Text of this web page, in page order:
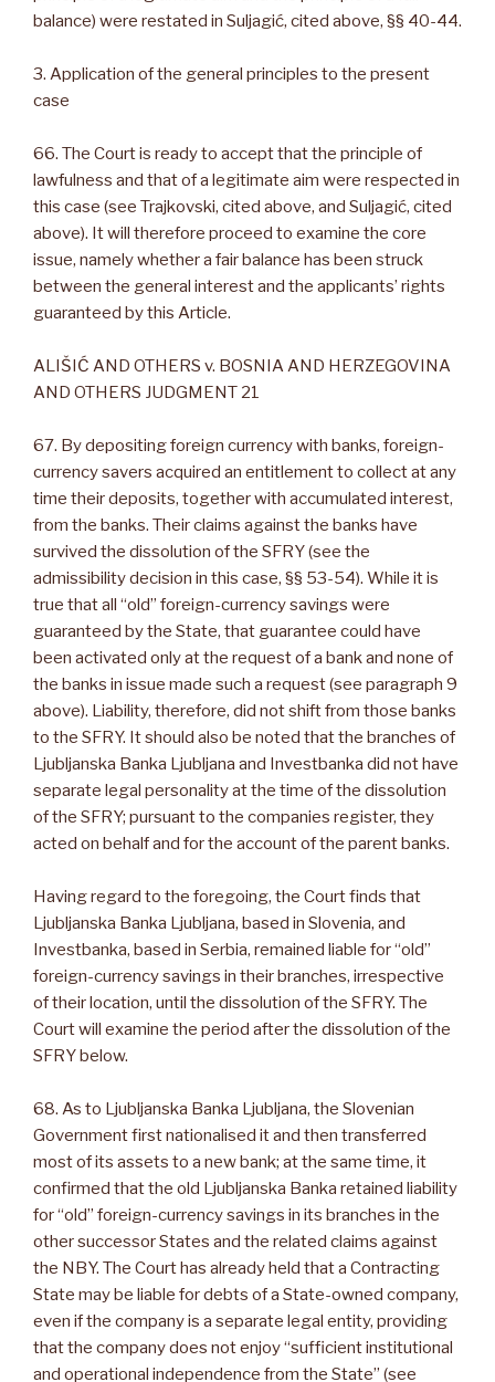
balance) were restated in Suljagić, cited above, §§ 40-44.
3. Application of the general principles to the present
case
66. The Court is ready to accept that the principle of
lawfulness and that of a legitimate aim were respected in
this case (see Trajkovski, cited above, and Suljagić, cited
above). It will therefore proceed to examine the core
issue, namely whether a fair balance has been struck
between the general interest and the applicants’ rights
guaranteed by this Article.
ALIŠIĆ AND OTHERS v. BOSNIA AND HERZEGOVINA
AND OTHERS JUDGMENT 21
67. By depositing foreign currency with banks, foreign-
currency savers acquired an entitlement to collect at any
time their deposits, together with accumulated interest,
from the banks. Their claims against the banks have
survived the dissolution of the SFRY (see the
admissibility decision in this case, §§ 53-54). While it is
true that all “old” foreign-currency savings were
guaranteed by the State, that guarantee could have
been activated only at the request of a bank and none of
the banks in issue made such a request (see paragraph 9
above). Liability, therefore, did not shift from those banks
to the SFRY. It should also be noted that the branches of
Ljubljanska Banka Ljubljana and Investbanka did not have
separate legal personality at the time of the dissolution
of the SFRY; pursuant to the companies register, they
acted on behalf and for the account of the parent banks.
Having regard to the foregoing, the Court finds that
Ljubljanska Banka Ljubljana, based in Slovenia, and
Investbanka, based in Serbia, remained liable for “old”
foreign-currency savings in their branches, irrespective
of their location, until the dissolution of the SFRY. The
Court will examine the period after the dissolution of the
SFRY below.
68. As to Ljubljanska Banka Ljubljana, the Slovenian
Government first nationalised it and then transferred
most of its assets to a new bank; at the same time, it
confirmed that the old Ljubljanska Banka retained liability
for “old” foreign-currency savings in its branches in the
other successor States and the related claims against
the NBY. The Court has already held that a Contracting
State may be liable for debts of a State-owned company,
even if the company is a separate legal entity, providing
that the company does not enjoy “sufficient institutional
and operational independence from the State” (see